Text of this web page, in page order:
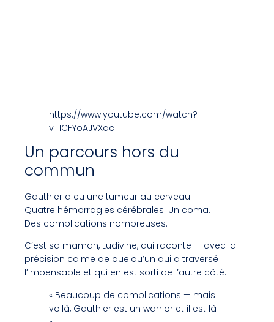
https://www.youtube.com/watch?
v=ICFYoAJVXqc
Un parcours hors du
commun
Gauthier a eu une tumeur au cerveau.
Quatre hémorragies cérébrales. Un coma.
Des complications nombreuses.
C’est sa maman, Ludivine, qui raconte — avec la
précision calme de quelqu’un qui a traversé
l’impensable et qui en est sorti de l’autre côté.
« Beaucoup de complications — mais
voilà, Gauthier est un warrior et il est là !